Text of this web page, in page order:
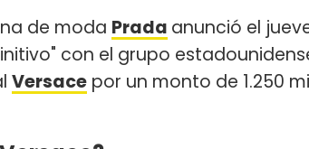
de moda Prada anunció el
con el grupo
Versace por un monto de 1.250